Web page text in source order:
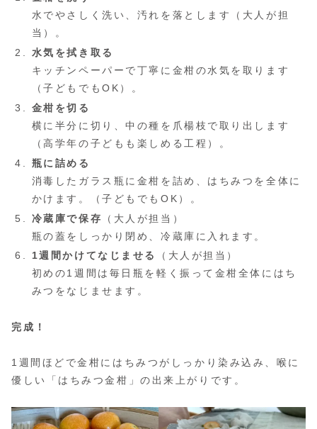
水でやさしく洗い、汚れを落とします（大人が担
当）。
水気を拭き取る
キッチンペーパーで丁寧に金柑の水気を取ります
（子どもでもOK）。
金柑を切る
横に半分に切り、中の種を爪楊枝で取り出します
（高学年の子どもも楽しめる工程）。
瓶に詰める
消毒したガラス瓶に金柑を詰め、はちみつを全体に
かけます。（子どもでもOK）。
冷蔵庫で保存
（大人が担当）
瓶の蓋をしっかり閉め、冷蔵庫に入れます。
1週間かけてなじませる
（大人が担当）
初めの1週間は毎日瓶を軽く振って金柑全体にはち
みつをなじませます。
完成！
1週間ほどで金柑にはちみつがしっかり染み込み、喉に
優しい「はちみつ金柑」の出来上がりです。